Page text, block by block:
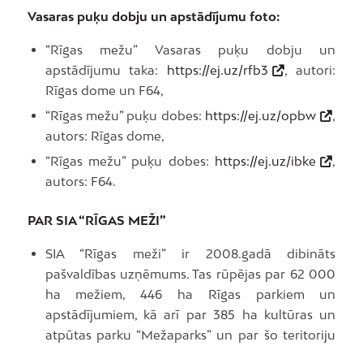
Vasaras puķu dobju un apstādījumu foto:
“Rīgas mežu” Vasaras puķu dobju un
apstādījumu taka: https://ej.uz/rfb3
, autori:
Rīgas dome un F64,
“Rīgas mežu” puķu dobes: https://ej.uz/opbw
,
autors: Rīgas dome,
“Rīgas mežu” puķu dobes: https://ej.uz/ibke
,
autors: F64.
PAR SIA “RĪGAS MEŽI”
SIA “Rīgas meži” ir 2008.gadā dibināts
pašvaldības uzņēmums. Tas rūpējas par 62 000
ha mežiem, 446 ha Rīgas parkiem un
apstādījumiem, kā arī par 385 ha kultūras un
atpūtas parku “Mežaparks” un par šo teritoriju